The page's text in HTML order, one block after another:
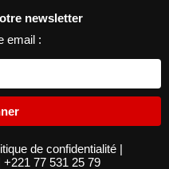
newsletter
email :
de confidentialité |
+221 77 531 25 79